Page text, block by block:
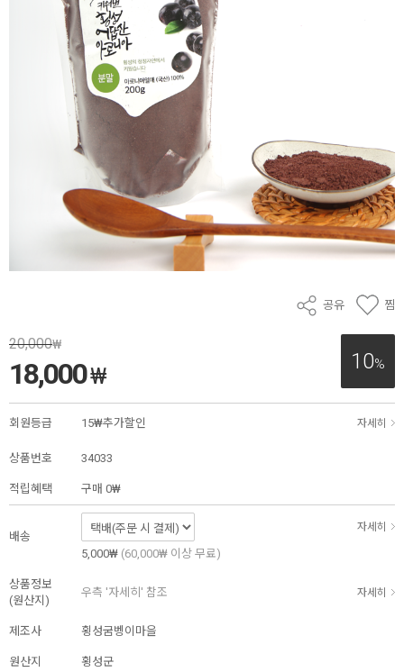
공유 찜
10%
20,000₩
18,000₩
회원등급 15₩추가할인 자세히
상품번호 34033
적립혜택 구매 0₩
배송
자세히
5,000₩ (60,000₩ 이상 무료)
상품정보
(원산지)
우측 '자세히' 참조 자세히
제조사 횡성굼벵이마을
원산지 횡성군